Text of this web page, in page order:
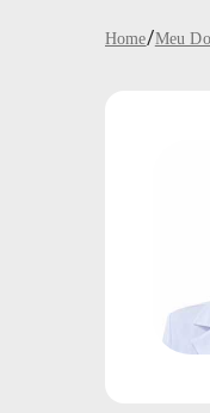
Home/Meu